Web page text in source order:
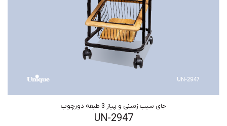
جای سیب زمینی و پیاز 3 طبقه دورچوب
UN-2947